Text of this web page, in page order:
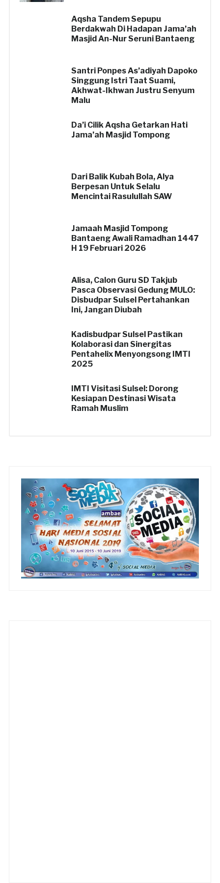
Aqsha Tandem Sepupu
Berdakwah Di Hadapan Jama’ah
Masjid An-Nur Seruni Bantaeng
Santri Ponpes As’adiyah Dapoko
Singgung Istri Taat Suami,
Akhwat-Ikhwan Justru Senyum
Malu
Da’i Cilik Aqsha Getarkan Hati
Jama’ah Masjid Tompong
Dari Balik Kubah Bola, Alya
Berpesan Untuk Selalu
Mencintai Rasulullah SAW
Jamaah Masjid Tompong
Bantaeng Awali Ramadhan 1447
H 19 Februari 2026
Alisa, Calon Guru SD Takjub
Pasca Observasi Gedung MULO:
Disbudpar Sulsel Pertahankan
Ini, Jangan Diubah
Kadisbudpar Sulsel Pastikan
Kolaborasi dan Sinergitas
Pentahelix Menyongsong IMTI
2025
IMTI Visitasi Sulsel: Dorong
Kesiapan Destinasi Wisata
Ramah Muslim